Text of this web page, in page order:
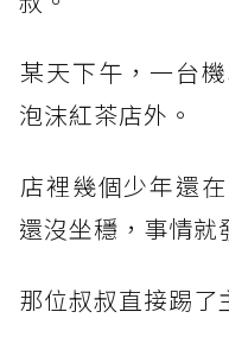
某天下午，一台
泡沫紅茶店外。
店裡幾個少年還
還沒坐穩，事情就
那位叔叔直接踢了